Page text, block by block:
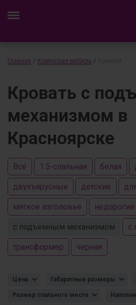
Главная / Корпусная мебель /
Кровать с
механизмом в
Красноярске
Все 1.5-спальная белая
двухъярусные детские
мягкое изголовье недорогие
с подъемным механизмом с
трансформер черная
Цена Габаритные размеры
Размер спального места